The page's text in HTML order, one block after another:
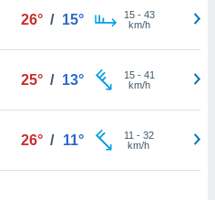
26° / 15° 15- 43
km/h
25° / 13° 15- 41
km/h
26° / 11° 11 - 32
km/h